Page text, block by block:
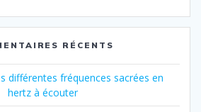
RÉCENTS
différentes fréquences sacrées en
hertz à écouter